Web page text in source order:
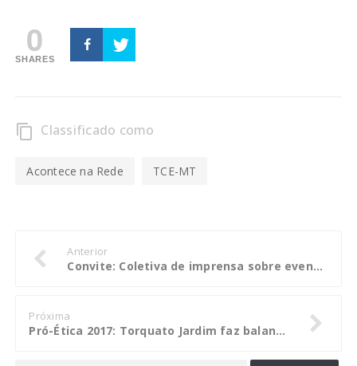
0
SHARES
content_copy Classificado como
Acontece na Rede TCE-MT
Anterior
Convite: Coletiva de imprensa sobre eventos do Grupo de Trabalho Anticorrupção do G20
Próxima
Pró-Ética 2017: Torquato Jardim faz balanço positivo dos encontros regionais